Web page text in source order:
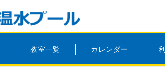
教室一覧 カレンダー